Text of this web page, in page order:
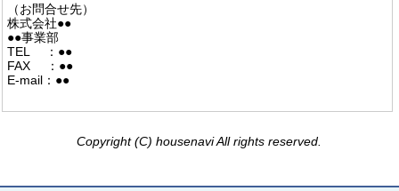
（お問合せ先）
株式会社●●
●●事業部
TEL ：●●
FAX ：●●
E-mail：●●
Copyright (C) housenavi All rights reserved.